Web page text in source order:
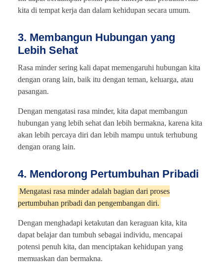
kita di tempat kerja dan dalam kehidupan secara umum.
3. Membangun Hubungan yang
Lebih Sehat
Rasa minder sering kali dapat memengaruhi hubungan kita
dengan orang lain, baik itu dengan teman, keluarga, atau
pasangan.
Dengan mengatasi rasa minder, kita dapat membangun
hubungan yang lebih sehat dan lebih bermakna, karena kita
akan lebih percaya diri dan lebih mampu untuk terhubung
dengan orang lain.
4. Mendorong Pertumbuhan Pribadi
Mengatasi rasa minder adalah bagian dari proses
pertumbuhan pribadi dan pengembangan diri.
Dengan menghadapi ketakutan dan keraguan kita, kita
dapat belajar dan tumbuh sebagai individu, mencapai
potensi penuh kita, dan menciptakan kehidupan yang
memuaskan dan bermakna.